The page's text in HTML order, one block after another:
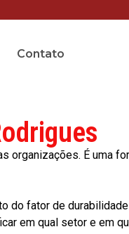
Contato
organizações. É uma
do fator de
em qual setor e em